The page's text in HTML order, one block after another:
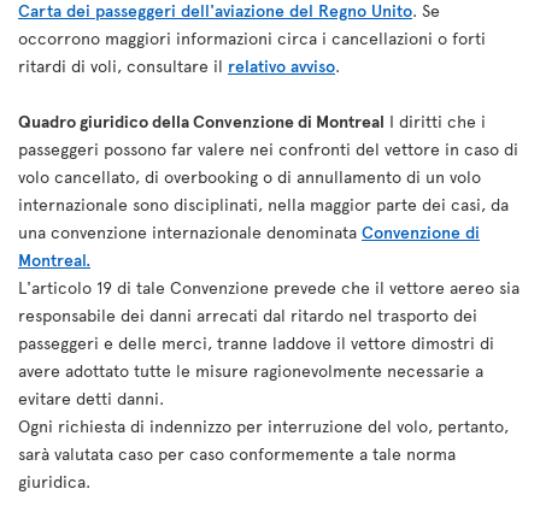
Carta dei passeggeri dell'aviazione del Regno Unito. Se
occorrono maggiori informazioni circa i cancellazioni o forti
ritardi di voli, consultare il relativo avviso.
Quadro giuridico della Convenzione di Montreal I diritti che i
passeggeri possono far valere nei confronti del vettore in caso di
volo cancellato, di overbooking o di annullamento di un volo
internazionale sono disciplinati, nella maggior parte dei casi, da
una convenzione internazionale denominata Convenzione di
Montreal.
L'articolo 19 di tale Convenzione prevede che il vettore aereo sia
responsabile dei danni arrecati dal ritardo nel trasporto dei
passeggeri e delle merci, tranne laddove il vettore dimostri di
avere adottato tutte le misure ragionevolmente necessarie a
evitare detti danni.
Ogni richiesta di indennizzo per interruzione del volo, pertanto,
sarà valutata caso per caso conformemente a tale norma
giuridica.